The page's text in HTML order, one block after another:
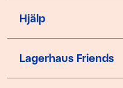
Hjälp
Lagerhaus Friends